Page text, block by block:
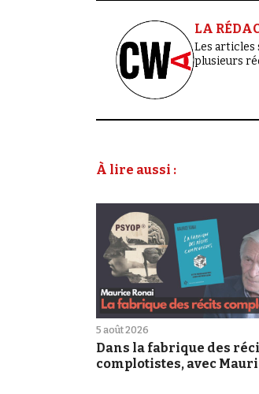
LA
Les articles
plusieurs
À lire aussi :
5 août 2026
Dans la fabrique des
complotistes, avec